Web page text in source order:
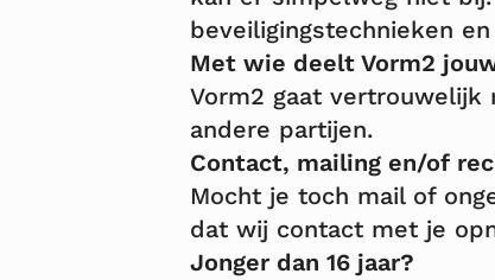
beveiligingstechnieken
Met wie deelt Vorm2
Vorm2 gaat vertrouwelijk
andere partijen.
Contact, mailing en/of
Mocht je toch mail of
dat wij contact met je
Jonger dan 16 jaar?